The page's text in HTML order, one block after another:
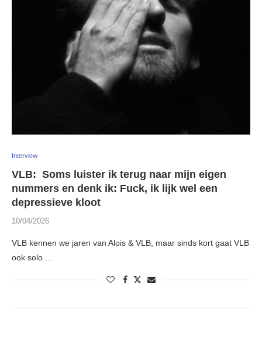
Interview
VLB: Soms luister ik terug naar mijn eigen
nummers en denk ik: Fuck, ik lijk wel een
depressieve kloot
10/04/2026
VLB kennen we jaren van Alois & VLB, maar sinds kort gaat VLB
ook solo …